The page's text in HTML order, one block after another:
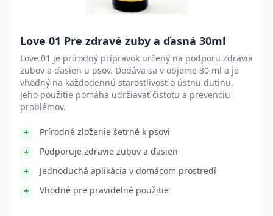
Love 01 Pre zdravé zuby a ďasná 30ml
Love 01 je prírodný prípravok určený na podporu zdravia
zubov a ďasien u psov. Dodáva sa v objeme 30 ml a je
vhodný na každodennú starostlivosť o ústnu dutinu.
Jeho použitie pomáha udržiavať čistotu a prevenciu
problémov.
Prírodné zloženie šetrné k psovi
Podporuje zdravie zubov a ďasien
Jednoduchá aplikácia v domácom prostredí
Vhodné pre pravidelné použitie